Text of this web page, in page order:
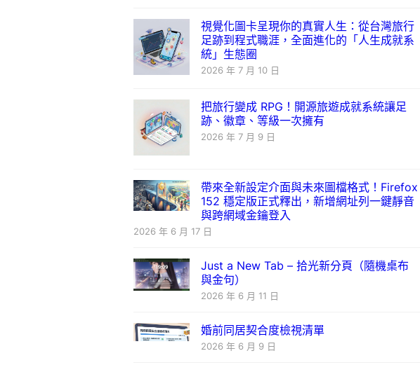
視覺化圖卡呈現你的真實人生：從台灣旅行
足跡到程式職涯，全面進化的「人生成就系
統」生態圈
2026 年 7 月 10 日
把旅行變成 RPG！開源旅遊成就系統讓足
跡、徽章、等級一次擁有
2026 年 7 月 9 日
帶來全新設定介面與未來圖檔格式！Firefox
152 穩定版正式釋出，新增網址列一鍵靜音
與跨網域金鑰登入
2026 年 6 月 17 日
Just a New Tab – 拾光新分頁（隨機桌布
與金句）
2026 年 6 月 11 日
婚前同居契合度檢視清單
2026 年 6 月 9 日